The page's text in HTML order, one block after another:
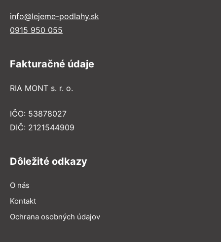
info@lejeme-podlahy.sk
0915 950 055
Fakturačné údaje
RIA MONT s. r. o.
IČO: 53878027
DIČ: 2121544909
Dôležité odkazy
O nás
Kontakt
Ochrana osobných údajov